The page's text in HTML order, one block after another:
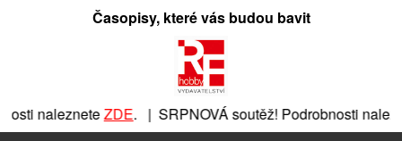
Časopisy, které vás budou bavit
nalezneteZDE. | SRPNOVÁ soutěž! Podrobnosti